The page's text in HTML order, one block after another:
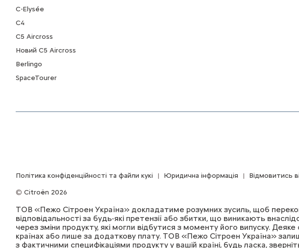
C-Elysée
С4
С5 Aircross
Новий С5 Aircross
Berlingo
SpaceTourer
Citroën 2026
Політика конфіденційності та файли кукі Юридична інформація Відмовитись
ТОВ «Пежо Сітроен Україна» докладатиме розумних зусиль, щоб
відповідальності за будь-які претензії або збитки, що виникають
через зміни продукту, які могли відбутися з моменту його випуску.
країнах або лише за додаткову плату. ТОВ «Пежо Сітроен Україна»
з фактичними специфікаціями продукту у вашій країні, будь ласка,